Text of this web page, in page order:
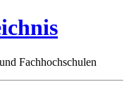
Fachhochschulen